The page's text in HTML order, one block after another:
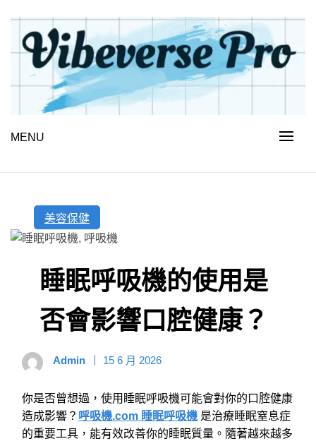
content
VIBEVERSE PRO
MENU
美容保健
睡眠呼吸機的使用是
否會影響口腔健康？
Admin 15 6 月 2026
你是否曾想過，使用睡眠呼吸機可能會對你的口腔健康
造成影響？ 呼吸機.com 睡眠呼吸機 是治療睡眠窒息症
的重要工具，能有效改善你的睡眠質量。隨著越來越多